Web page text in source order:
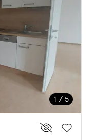
1 / 5